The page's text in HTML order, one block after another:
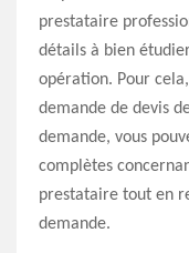
prestataire
détails à bien
opération. Pour
demande de devis
demande, vous
complètes
prestataire tout en
demande.